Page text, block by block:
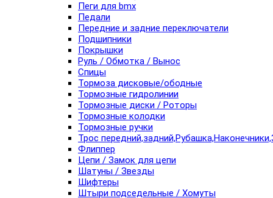
Пеги для bmx
Педали
Передние и задние переключатели
Подшипники
Покрышки
Руль / Обмотка / Вынос
Спицы
Тормоза дисковые/ободные
Тормозные гидролинии
Тормозные диски / Роторы
Тормозные колодки
Тормозные ручки
Трос
Флиппер
Цепи / Замок для цепи
Шатуны / Звезды
Шифтеры
Штыри подседельные / Хомуты